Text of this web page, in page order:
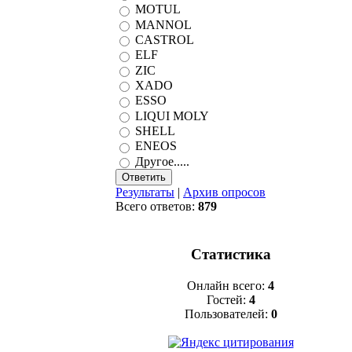
MOTUL
MANNOL
CASTROL
ELF
ZIC
XADO
ESSO
LIQUI MOLY
SHELL
ENEOS
Другое.....
Результаты | Архив опросов
Всего ответов: 879
Статистика
Онлайн всего: 4
Гостей: 4
Пользователей: 0